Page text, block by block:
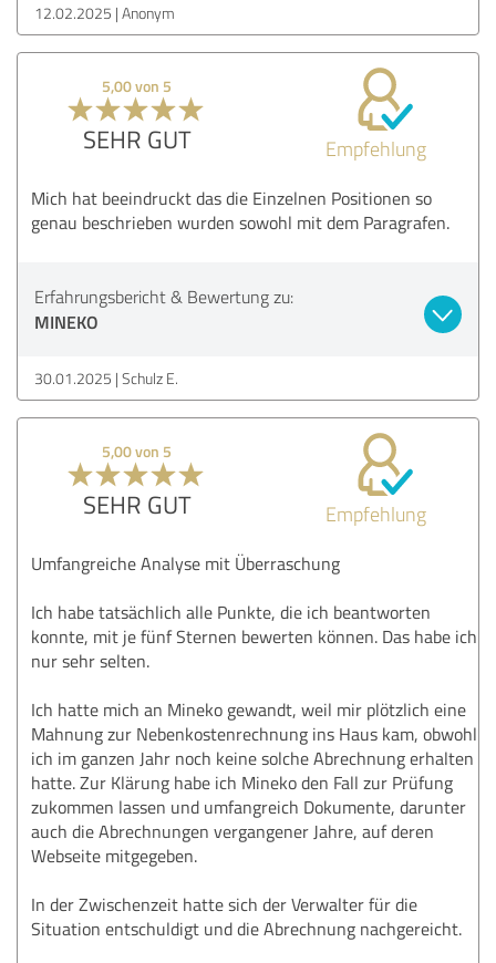
12.02.2025 Anonym
5,00 von 5
SEHR GUT Empfehlung
Mich hat beeindruckt das die Einzelnen Positionen so
genau beschrieben wurden sowohl mit dem Paragrafen.
Erfahrungsbericht & Bewertung zu:
MINEKO
30.01.2025 Schulz E.
5,00 von 5
SEHR GUT Empfehlung
Umfangreiche Analyse mit Überraschung
Ich habe tatsächlich alle Punkte, die ich beantworten
konnte, mit je fünf Sternen bewerten können. Das habe ich
nur sehr selten.
Ich hatte mich an Mineko gewandt, weil mir plötzlich eine
Mahnung zur Nebenkostenrechnung ins Haus kam, obwohl
ich im ganzen Jahr noch keine solche Abrechnung erhalten
hatte. Zur Klärung habe ich Mineko den Fall zur Prüfung
zukommen lassen und umfangreich Dokumente, darunter
auch die Abrechnungen vergangener Jahre, auf deren
Webseite mitgegeben.
In der Zwischenzeit hatte sich der Verwalter für die
Situation entschuldigt und die Abrechnung nachgereicht.